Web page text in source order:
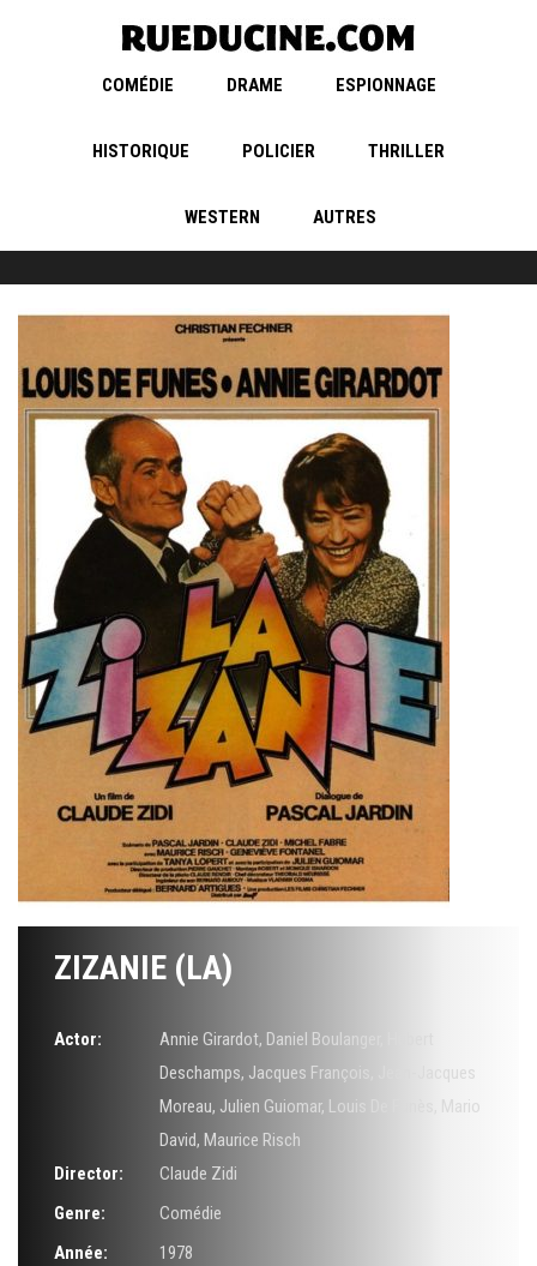
COMÉDIE DRAME ESPIONNAGE
HISTORIQUE POLICIER THRILLER
WESTERN AUTRES
ZIZANIE (LA)
Actor: Annie Girardot, Daniel Boulanger
Deschamps, Jacques François
Jean-Jacques
Moreau, Julien Guiomar, Louis De Funès
Mario
David, Maurice Risch
Director:
Claude Zidi
Genre:
Comédie
Année:
1978